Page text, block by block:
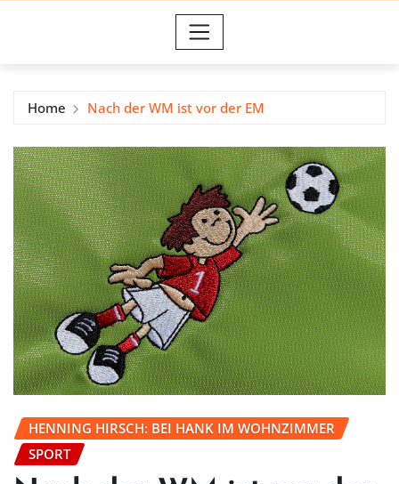
Home Nach der WM ist vor der EM
HENNING HIRSCH: BEI HANK IM WOHNZIMMER
SPORT